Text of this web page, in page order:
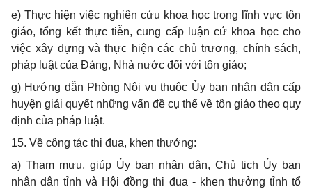
e) Thực hiện việc nghiên cứu khoa học trong lĩnh vực tôn
giáo, tổng kết thực tiễn, cung cấp luận cứ khoa học cho
việc xây dựng và thực hiện các chủ trương, chính sách,
pháp luật của Đảng, Nhà nước đối với tôn giáo;
g) Hướng dẫn Phòng Nội vụ thuộc Ủy ban nhân dân cấp
huyện giải quyết những vấn đề cụ thể về tôn giáo theo quy
định của pháp luật.
15. Về công tác thi đua, khen thưởng:
a) Tham mưu, giúp Ủy ban nhân dân, Chủ tịch Ủy ban
nhân dân tỉnh và Hội đồng thi đua - khen thưởng tỉnh tổ